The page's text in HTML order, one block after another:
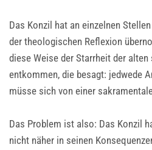
Das Konzil hat an einzelnen
der theologischen Reflexion
diese Weise der Starrheit der
entkommen, die besagt: jedwede
müsse sich von einer
Das Problem ist also: Das Konzil
nicht näher in seinen